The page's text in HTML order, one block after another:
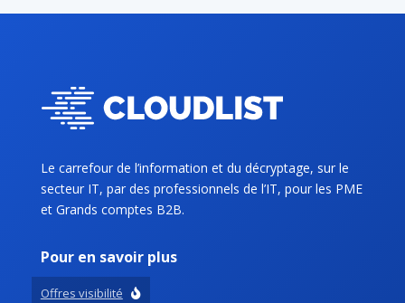
Le carrefour de l’information et du décryptage, sur le
secteur IT, par des professionnels de l’IT, pour les PME
et Grands comptes B2B.
Pour en savoir plus
Offres visibilité